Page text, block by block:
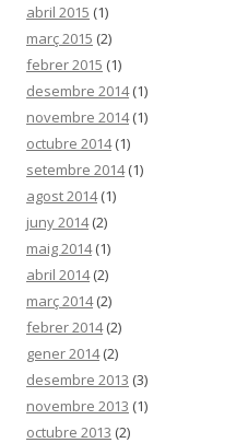
abril 2015 (1)
març 2015 (2)
febrer 2015 (1)
desembre 2014(1)
novembre 2014(1)
octubre 2014(1)
setembre 2014(1)
agost 2014(1)
juny 2014(2)
maig 2014(1)
abril 2014(2)
març 2014(2)
febrer 2014(2)
gener 2014(2)
desembre 2013 (3)
novembre 2013 (1)
octubre 2013 (2)